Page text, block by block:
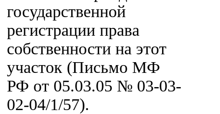
государственной
регистрации права
собственности на этот
участок (Письмо МФ
РФ от 05.03.05 № 03-03-
02-04/1/57).